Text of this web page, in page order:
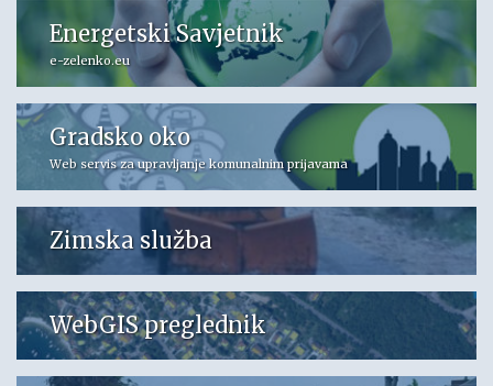
Energetski Savjetnik
e-zelenko.eu
Gradsko oko
Web servis za upravljanje komunalnim prijavama
Zimska služba
WebGIS preglednik